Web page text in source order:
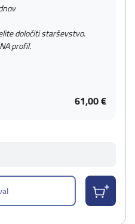
določiti starševstvo.
profil.
61,00 €